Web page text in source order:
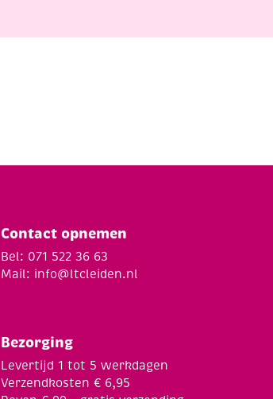
Contact opnemen
Bel: 071 522 36 63
Mail: info@ltcleiden.nl
Bezorging
Levertijd 1 tot 5 werkdagen
Verzendkosten € 6,95